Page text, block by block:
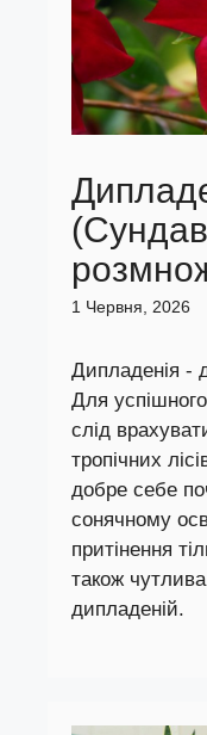
1 Червня, 2026
Дипладенія -
Для
слід
тропічних
добре себе
сонячному
притінення
також
дипладеній.